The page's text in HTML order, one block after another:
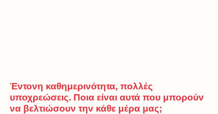
Έντονη καθημερινότητα, πολλές
υποχρεώσεις. Ποια είναι αυτά που μπορούν
να βελτιώσουν την κάθε μέρα μας;